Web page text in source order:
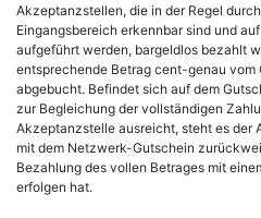
Akzeptanzstellen, die in der Regel
Eingangsbereich erkennbar sind und
aufgeführt werden, bargeldlos bezahlt
entsprechende Betrag cent-genau vom
abgebucht. Befindet sich auf dem
zur Begleichung der vollständigen
Akzeptanzstelle ausreicht, steht es der
mit dem Netzwerk-Gutschein
Bezahlung des vollen Betrages mit
erfolgen hat.